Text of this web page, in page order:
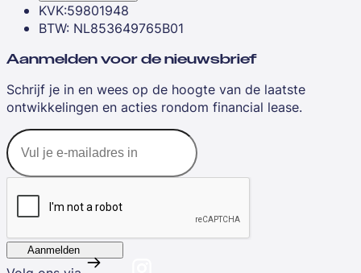
KVK:59801948
BTW: NL853649765B01
Aanmelden voor de nieuwsbrief
Schrijf je in en wees op de hoogte van de laatste
ontwikkelingen en acties rondom financial lease.
Aanmelden